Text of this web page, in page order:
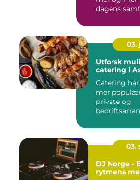
dagens
03.
Utforsk
catering i
Catering
mer
private og
03.
DJ Norge -
rytmens